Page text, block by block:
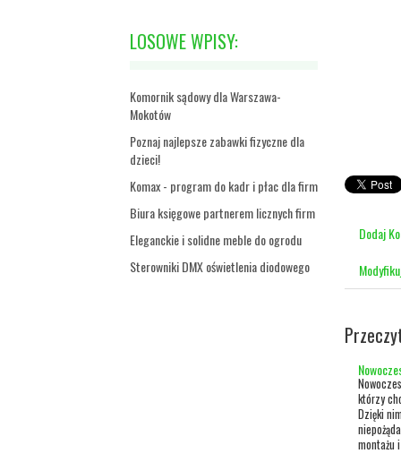
LOSOWE WPISY:
Komornik sądowy dla Warszawa-
Mokotów
Poznaj najlepsze zabawki fizyczne dla
dzieci!
Komax - program do kadr i płac dla firm
Biura księgowe partnerem licznych firm
Eleganckie i solidne meble do ogrodu
Sterowniki DMX oświetlenia diodowego
Dodaj
którzy
Dzięki
montażu